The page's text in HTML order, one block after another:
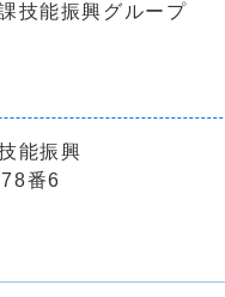
技能振興グループ
能振興
番6